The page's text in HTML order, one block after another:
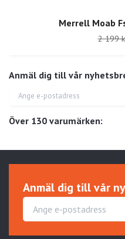
Anmäl dig till vår
Över 130 varumärken:
Merrell Moab
2 199
Anmäl dig till vår